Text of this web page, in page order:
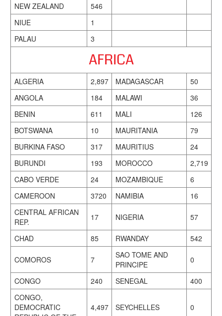
NEW ZEALAND
546
NIUE
1
PALAU
3
AFRICA
ALGERIA 2,897 MADAGASCAR
50
ANGOLA
184 MALAWI
36
BENIN
611 MALI
126
BOTSWANA
10 MAURITANIA
79
BURKINA FASO
317 MAURITIUS
24
BURUNDI
193 MOROCCO
2,719
CABO VERDE
24 MOZAMBIQUE
6
CAMEROON
3720 NAMIBIA
16
CENTRAL AFRICAN
REP.
17 NIGERIA 57
CHAD 85 RWANDAY 542
COMOROS 7
SAO TOME AND
PRINCIPE
0
CONGO 240 SENEGAL
400
CONGO,
DEMOCRATIC
4,497 SEYCHELLES 0